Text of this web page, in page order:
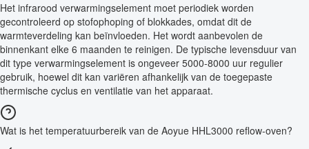
Het infrarood verwarmingselement moet periodiek worden
gecontroleerd op stofophoping of blokkades, omdat dit de
warmteverdeling kan beïnvloeden. Het wordt aanbevolen de
binnenkant elke 6 maanden te reinigen. De typische levensduur van
dit type verwarmingselement is ongeveer 5000-8000 uur regulier
gebruik, hoewel dit kan variëren afhankelijk van de toegepaste
thermische cyclus en ventilatie van het apparaat.
Wat is het temperatuurbereik van de Aoyue HHL3000 reflow-oven?